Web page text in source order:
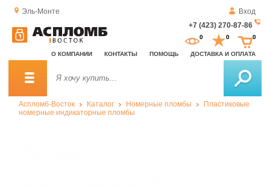
Эль-Монте
Вход
+7 (423) 270-87-86
О КОМПАНИИ КОНТАКТЫ ПОМОЩЬ ДОСТАВКА И ОПЛАТА
0 0 0
Аспломб-Восток Каталог Номерные пломбы
Пластиковые
номерные индикаторные пломбы